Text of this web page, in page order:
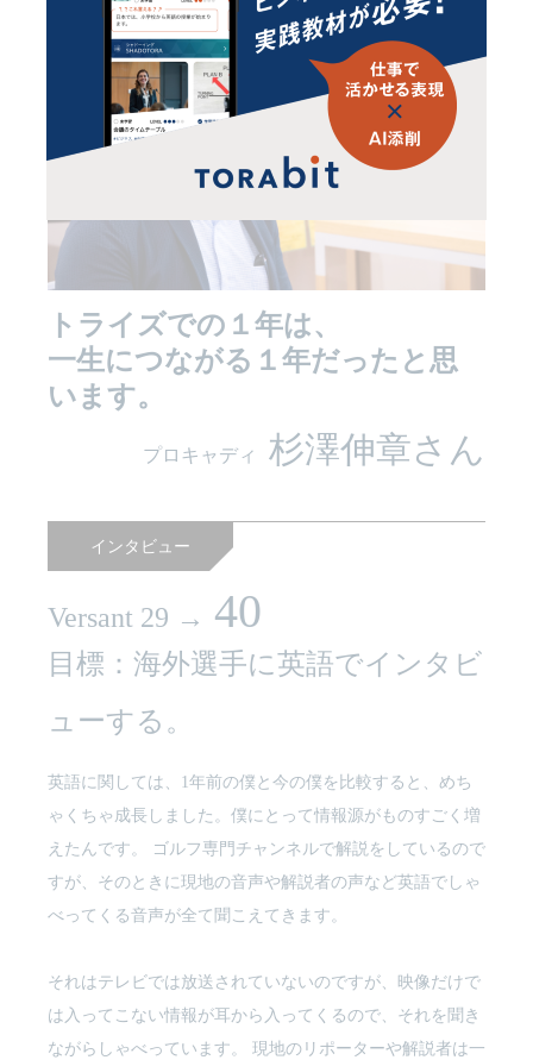
トライズでの１年は、
一生につながる１年だったと思
います。
プロキャディ 杉澤伸章さん
インタビュー
Versant 29 → 40
目標：海外選手に英語でインタビ
ューする。
英語に関しては、1年前の僕と今の僕を比較すると、めち
ゃくちゃ成長しました。僕にとって情報源がものすごく増
えたんです。 ゴルフ専門チャンネルで解説をしているので
すが、そのときに現地の音声や解説者の声など英語でしゃ
べってくる音声が全て聞こえてきます。
それはテレビでは放送されていないのですが、映像だけで
は入ってこない情報が耳から入ってくるので、それを聞き
ながらしゃべっています。 現地のリポーターや解説者は一